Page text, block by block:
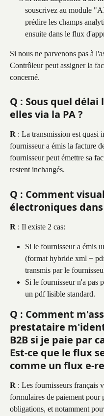
souscrivez au module
prédire les champs
ensuite dans le flux
Si nous ne parvenons pas à
Contrôleur peut assigner la
concerné.
Q : Sous quel
elles via la PA ?
R : La transmission est quasi
fournisseur a émis la facture
fournisseur peut émettre sa
restent inchangés.
Q : Comment
électroniques dans
R : Il existe 2 cas:
Si le fournisseur a émis
(format hybride xml +
transmis par le
Si le fournisseur n'a pas
un pdf lisible standard.
Q : Comment
prestataire
B2B si je paie par
Est-ce que le flux
comme un flux e-
R : Les fournisseurs français
formulaires de paiement pour
obligations, et notamment